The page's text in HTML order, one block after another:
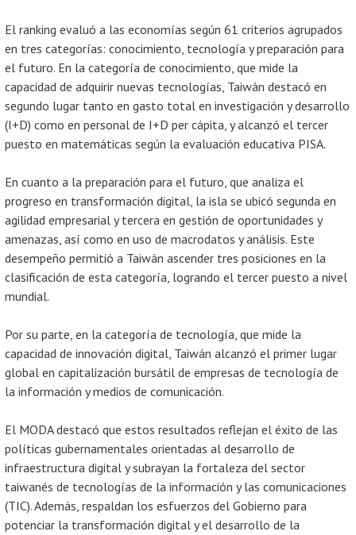
El ranking evaluó a las economías según 61 criterios agrupados
en tres categorías: conocimiento, tecnología y preparación para
el futuro. En la categoría de conocimiento, que mide la
capacidad de adquirir nuevas tecnologías, Taiwán destacó en
segundo lugar tanto en gasto total en investigación y desarrollo
(I+D) como en personal de I+D per cápita, y alcanzó el tercer
puesto en matemáticas según la evaluación educativa PISA.
En cuanto a la preparación para el futuro, que analiza el
progreso en transformación digital, la isla se ubicó segunda en
agilidad empresarial y tercera en gestión de oportunidades y
amenazas, así como en uso de macrodatos y análisis. Este
desempeño permitió a Taiwán ascender tres posiciones en la
clasificación de esta categoría, logrando el tercer puesto a nivel
mundial.
Por su parte, en la categoría de tecnología, que mide la
capacidad de innovación digital, Taiwán alcanzó el primer lugar
global en capitalización bursátil de empresas de tecnología de
la información y medios de comunicación.
El MODA destacó que estos resultados reflejan el éxito de las
políticas gubernamentales orientadas al desarrollo de
infraestructura digital y subrayan la fortaleza del sector
taiwanés de tecnologías de la información y las comunicaciones
(TIC). Además, respaldan los esfuerzos del Gobierno para
potenciar la transformación digital y el desarrollo de la